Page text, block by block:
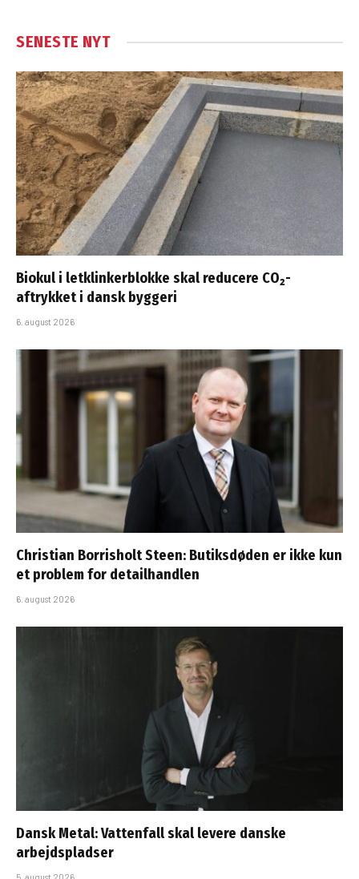
SENESTE NYT
Biokul i letklinkerblokke skal reducere CO₂-
aftrykket i dansk byggeri
6. august 2026
Christian Borrisholt Steen: Butiksdøden er ikke kun
et problem for detailhandlen
6. august 2026
Dansk Metal: Vattenfall skal levere danske
arbejdspladser
5. august 2026